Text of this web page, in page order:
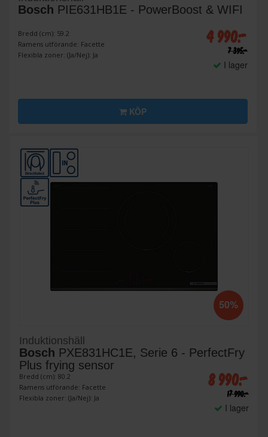
Bosch PIE631HB1E - PowerBoost & WIFI
Bredd (cm): 59.2
Ramens utförande: Facette
Flexibla zoner: (Ja/Nej): Ja
4 990:-
7 395:-
I lager
KÖP
50%
Induktionshäll
Bosch PXE831HC1E, Serie 6 - PerfectFry
Plus frying sensor
Bredd (cm): 80.2
Ramens utförande: Facette
Flexibla zoner: (Ja/Nej): Ja
8 990:-
17 990:-
I lager